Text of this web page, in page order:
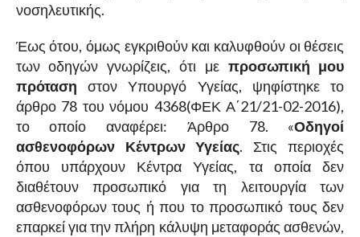
νοσηλευτικής.
Έως ότου, όμως εγκριθούν και καλυφθούν οι θέσεις
των οδηγών γνωρίζεις, ότι με προσωπική μου
πρόταση στον Υπουργό Υγείας, ψηφίστηκε το
άρθρο 78 του νόμου 4368(ΦΕΚ Α΄21/21-02-2016),
το οποίο αναφέρει:
Άρθρο 78. «Οδηγοί
ασθενοφόρων Κέντρων Υγείας. Στις περιοχές
όπου υπάρχουν Κέντρα Υγείας, τα οποία δεν
διαθέτουν προσωπικό για τη λειτουργία των
ασθενοφόρων τους ή που το προσωπικό τους δεν
επαρκεί για την πλήρη κάλυψη μεταφοράς ασθενών,